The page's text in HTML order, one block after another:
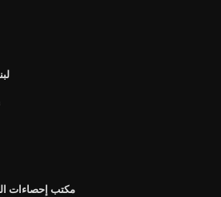
لبنة 2005
مكتب إحصاءات